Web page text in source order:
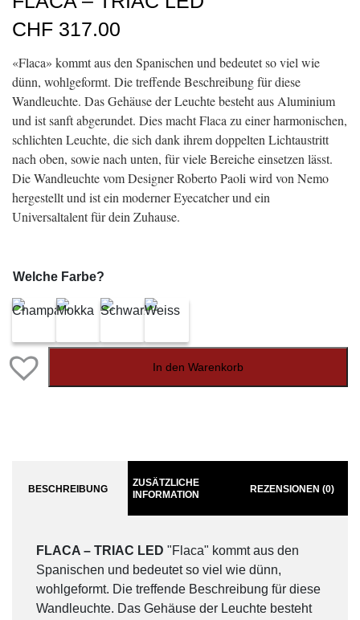
CHF 317.00
«Flaca» kommt aus den Spanischen und bedeutet so viel wie
dünn, wohlgeformt. Die treffende Beschreibung für diese
Wandleuchte. Das Gehäuse der Leuchte besteht aus Aluminium
und ist sanft abgerundet. Dies macht Flaca zu einer harmonischen,
schlichten Leuchte, die sich dank ihrem doppelten Lichtaustritt
nach oben, sowie nach unten, für viele Bereiche einsetzen lässt.
Die Wandleuchte vom Designer Roberto Paoli wird von Nemo
hergestellt und ist ein moderner Eyecatcher und ein
Universaltalent für dein Zuhause.
Welche Farbe?
In den Warenkorb
BESCHREIBUNG
ZUSÄTZLICHE
INFORMATION
REZENSIONEN (0)
FLACA – TRIAC LED "Flaca" kommt aus den
Spanischen und bedeutet so viel wie dünn,
wohlgeformt. Die treffende Beschreibung für diese
Wandleuchte. Das Gehäuse der Leuchte besteht